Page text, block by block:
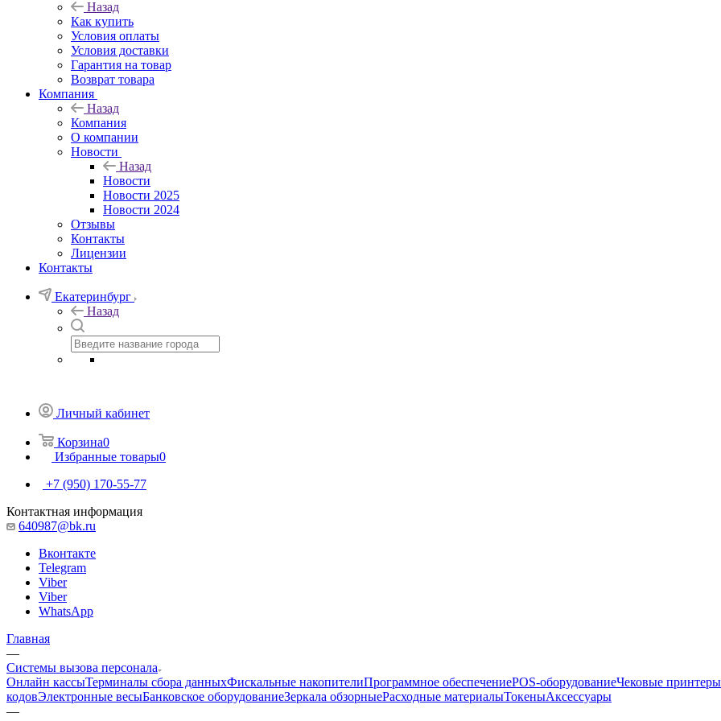
Назад
Как купить
Условия оплаты
Условия доставки
Гарантия на товар
Возврат товара
Компания
Назад
Компания
О компании
Новости
Назад
Новости
Новости 2025
Новости 2024
Отзывы
Контакты
Лицензии
Контакты
Екатеринбург
Назад
Личный кабинет
Корзина0
Избранные товары0
+7 (950) 170-55-77
Контактная информация
640987@bk.ru
Вконтакте
Telegram
Viber
Viber
WhatsApp
Главная
—
Системы вызова персонала
Онлайн кассыТерминалы сбора данныхФискальные накопителиПрограммное обеспечениеPOS-оборудованиеЧековые принтеры
кодовЭлектронные весыБанковское оборудованиеЗеркала обзорныеРасходные материалыТокеныАксессуары
—